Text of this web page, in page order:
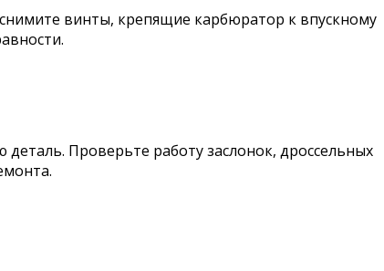
винты, крепящие карбюратор к впускному
Проверьте работу заслонок, дроссельных